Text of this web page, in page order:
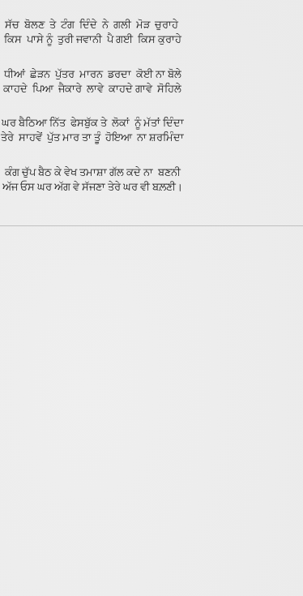
ਸੱਚ ਬੋਲਣ ਤੇ ਟੰਗ ਦਿੰਦੇ ਨੇ ਗਲੀ ਮੋੜ ਚੁਰਾਹੇ
ਕਿਸ ਪਾਸੇ ਨੂੰ ਤੁਰੀ ਜਵਾਨੀ ਪੈਗਈ ਕਿਸ ਕੁਰਾਹੇ
ਧੀਆਂ ਛੇੜਨ ਪੁੱਤਰ ਮਾਰਨ ਡਰਦਾ ਕੋਈ ਨਾ ਬੋਲੇ
ਕਾਹਦੇ ਪਿਆ ਜੈਕਾਰੇ ਲਾਵੇ ਕਾਹਦੇ ਗਾਵੇ ਸੋਹਿਲੇ
ਘਰ ਬੈਠਿਆ ਨਿੱਤ ਫੇਸਬੁੱਕ ਤੇ ਲੋਕਾਂ ਨੂੰ ਮੱਤਾਂ ਦਿੰਦਾ
ਤੇਰੇ ਸਾਹਵੇਂ ਪੁੱਤ ਮਾਰ ਤਾ ਤੂੰ ਹੋਇਆ ਨਾ ਸ਼ਰਮਿੰਦਾ
ਕੰਗ ਚੁੱਪ ਬੈਠ ਕੇ ਵੇਖ ਤਮਾਸ਼ਾ ਗੱਲਕਦੇ ਨਾ ਬਣਨੀ
ਅੱਜ ਓਸ ਘਰ ਅੱਗ ਵੇ ਸੱਜਣਾ ਤੇਰੇ ਘਰਵੀ ਬਲ਼ਣੀ।